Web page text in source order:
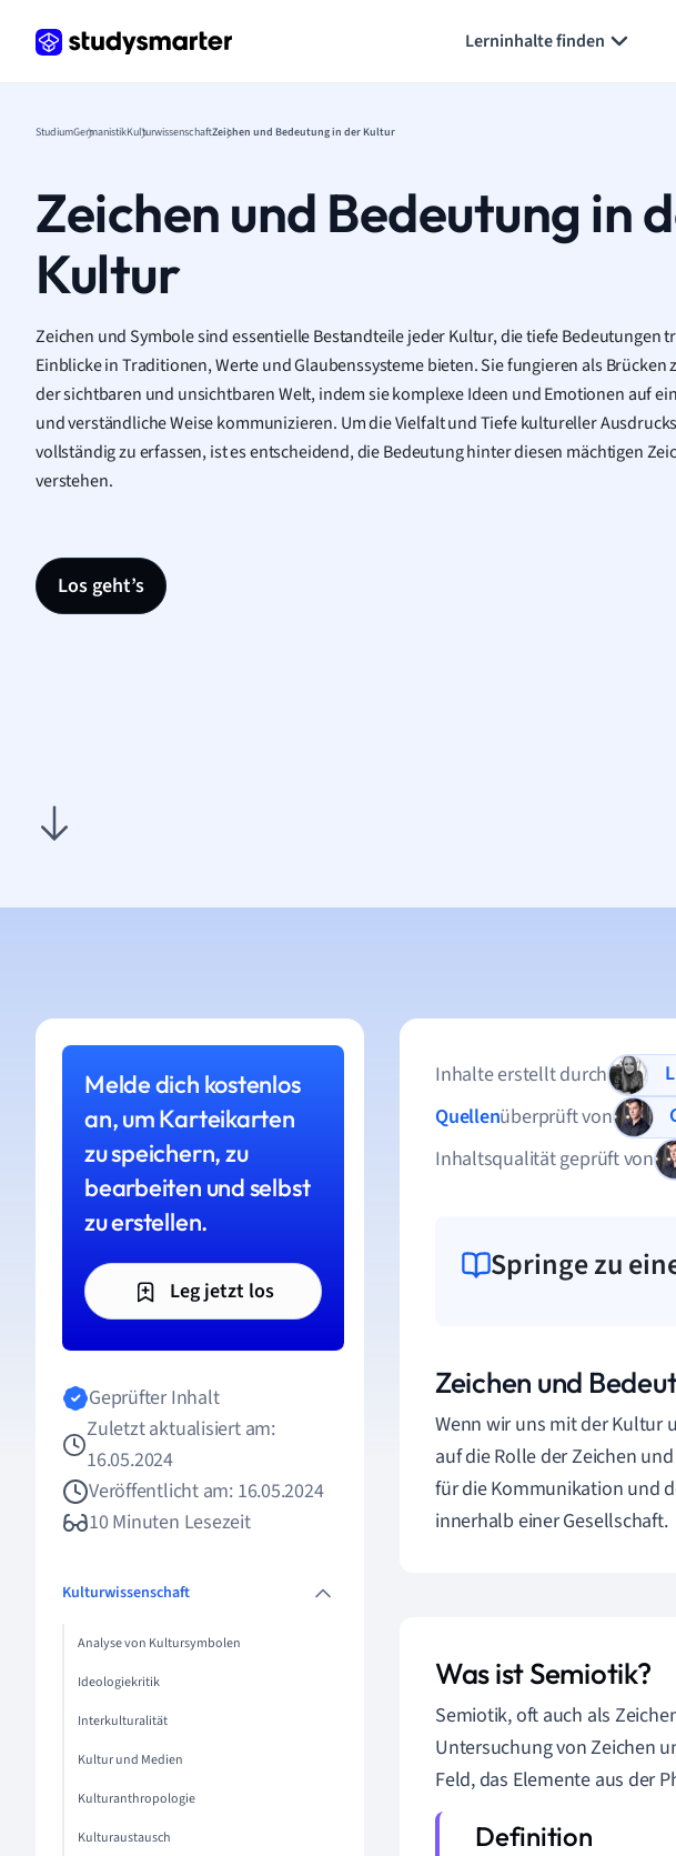
Lerninhalte finden
StudiumGermanistikKulturwissenschaftZeichen und Bedeutung in der Kultur
Zeichen und Bedeutung in
Kultur
Zeichen und Symbole sind essentielle Bestandteile jeder Kultur, die tiefe Bedeutungen
Einblicke in Traditionen, Werte und Glaubenssysteme bieten. Sie fungieren als Brücken
der sichtbaren und unsichtbaren Welt, indem sie komplexe Ideen und Emotionen auf
und verständliche Weise kommunizieren. Um die Vielfalt und Tiefe kultureller
vollständig zu erfassen, ist es entscheidend, die Bedeutung hinter diesen mächtigen
verstehen.
Los geht’s
Melde dich kostenlos
an, um Karteikarten
zu speichern, zu
bearbeiten und selbst
zu erstellen.
Leg jetzt los
Geprüfter Inhalt
Zuletzt aktualisiert am:
16.05.2024
Veröffentlicht am: 16.05.2024
10 Minuten Lesezeit
Kulturwissenschaft
Analyse von Kultursymbolen
Ideologiekritik
Interkulturalität
Kultur und Medien
Kulturanthropologie
Kulturaustausch
Inhalte erstellt durch
Quellenüberprüft von
Inhaltsqualität geprüft von
Springe zu
Zeichen und
Wenn wir uns mit der Kultur
auf die Rolle der Zeichen
für die Kommunikation und
innerhalb einer Gesellschaft.
Was ist Semiotik?
Semiotik, oft auch als
Untersuchung von Zeichen
Feld, das Elemente aus der